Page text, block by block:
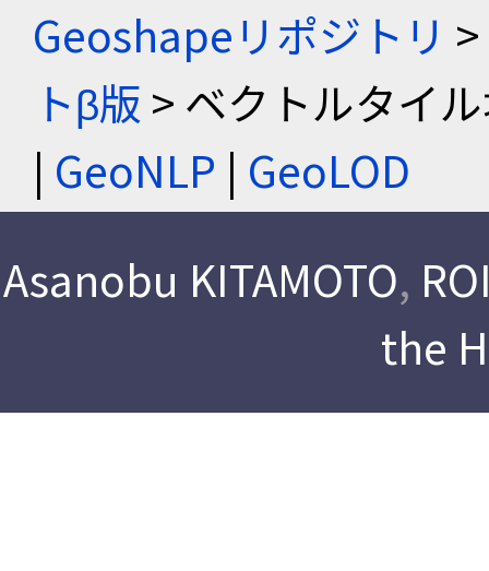
Geoshapeリポジトリ >
トβ版 > ベクトルタイ
| GeoNLP | GeoLOD
Asanobu KITAMOTO,
the